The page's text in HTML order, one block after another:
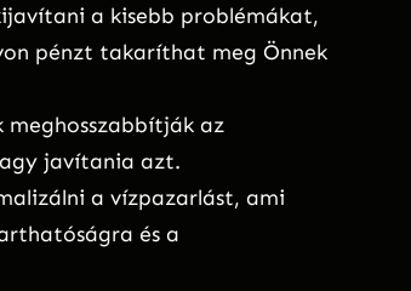
a kisebb problémákat,
pénzt takaríthat meg Önnek
az
javítania azt.
a vízpazarlást, ami
és a